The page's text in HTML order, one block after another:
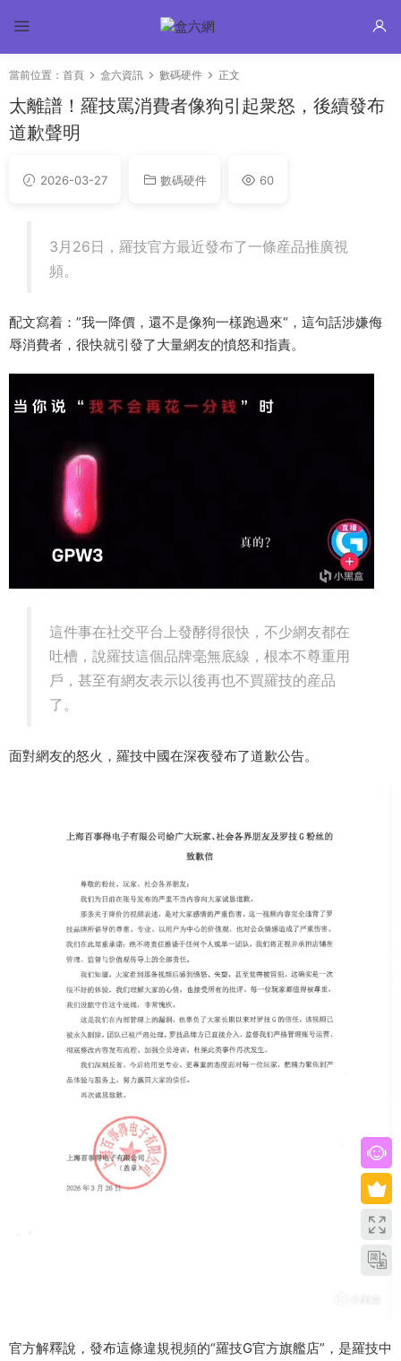
當前位置： 首頁 盒六資訊 數碼硬件 正文
太離譜！羅技罵消費者像狗引起衆怒，後續發布
道歉聲明
2026-03-27 數碼硬件 60
3月26日，羅技官方最近發布了一條産品推廣視
頻。
配文寫着：”我一降價，還不是像狗一樣跑過來“，這句話涉嫌侮
辱消費者，很快就引發了大量網友的憤怒和指責。
這件事在社交平台上發酵得很快，不少網友都在
吐槽，說羅技這個品牌毫無底線，根本不尊重用
戶，甚至有網友表示以後再也不買羅技的産品
了。
面對網友的怒火，羅技中國在深夜發布了道歉公告。
官方解釋說，發布這條違規視頻的“羅技G官方旗艦店”，是羅技中